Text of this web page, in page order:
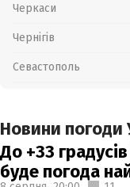
Черкаси
Чернігів
Севастополь
Новини погоди
До +33
буде погода